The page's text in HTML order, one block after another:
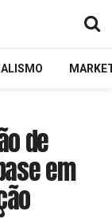
de
em